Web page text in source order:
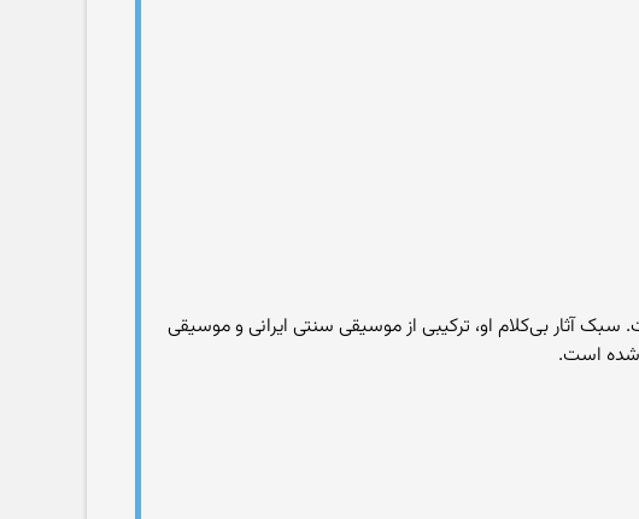
است. سبک آثار بی‌کلام او، ترکیبی از موسیقی سنتی ایرانی و موسیقی
شده است.